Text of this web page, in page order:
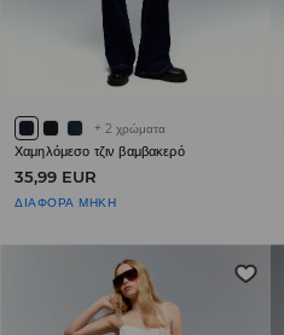
+ 2 χρώματα
Χαμηλόμεσο τζιν βαμβακερό
35,99 EUR
ΔΙΑΦΟΡΑ ΜΗΚΗ